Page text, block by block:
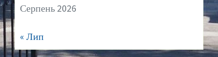
Серпень 2026
« Лип